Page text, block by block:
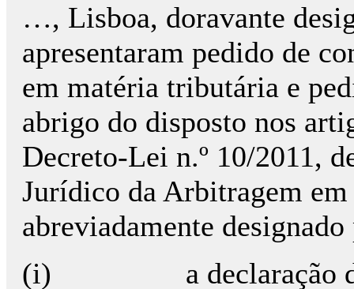
…, Lisboa, doravante
apresentaram pedido de
em matéria tributária e
abrigo do disposto nos
Decreto-Lei n.º 10/2011,
Jurídico da Arbitragem
abreviadamente
(i) a declaração de